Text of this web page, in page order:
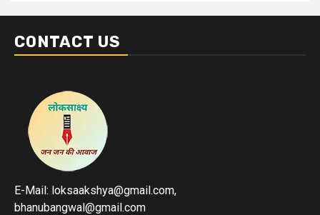
CONTACT US
E-Mail: loksaakshya@gmail.com,
bhanubangwal@gmail.com